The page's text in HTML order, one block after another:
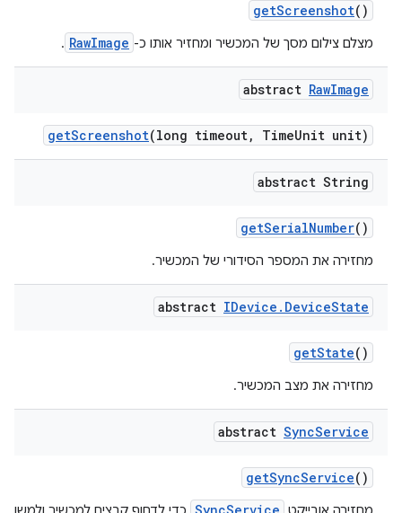
getScreenshot()
מצלם צילום מסך של המכשיר ומחזיר אותו כ- RawImage
.
abstract RawImage
getScreenshot(long timeout, TimeUnit unit)
abstract String
getSerialNumber()
מחזירה את המספר הסידורי של המכשיר.
abstract IDevice . DeviceState
getState()
מחזירה את מצב המכשיר.
abstract SyncService
getSyncService()